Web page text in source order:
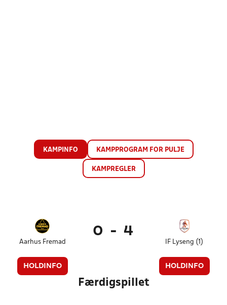
KAMPINFO KAMPPROGRAM FOR PULJE
KAMPREGLER
Aarhus Fremad
HOLDINFO
0 - 4
IF Lyseng (1)
HOLDINFO
Færdigspillet